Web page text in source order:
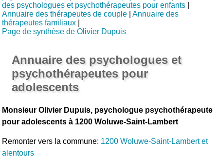
des psychologues et psychothérapeutes pour enfants
Annuaire des thérapeutes de couple |Annuaire des
thérapeutes familiaux
Page de synthèse de Olivier Dupuis
Annuaire des psychologues et
psychothérapeutes pour
adolescents
Monsieur Olivier Dupuis, psychologue psychothérapeute
pour adolescents à 1200 Woluwe-Saint-Lambert
Remonter vers la commune: 1200 Woluwe-Saint-Lambert et
alentours